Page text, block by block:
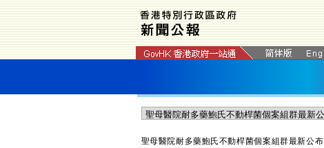
聖母醫院耐多藥鮑氏不動桿菌個案組群最新公布